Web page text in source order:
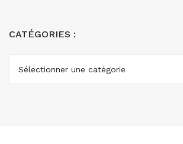
CATÉGORIES :
CATÉGORIES